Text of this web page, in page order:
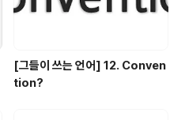
[그들이 쓰는 언어] 12. Conven
tion?